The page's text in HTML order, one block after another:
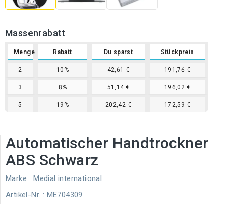
Massenrabatt
Menge Rabatt Du sparst Stückpreis
2 10% 42,61 € 191,76 €
3 8% 51,14 € 196,02 €
5 19% 202,42 € 172,59 €
Automatischer Handtrockner
ABS Schwarz
Marke : Medial international
Artikel-Nr. : ME704309